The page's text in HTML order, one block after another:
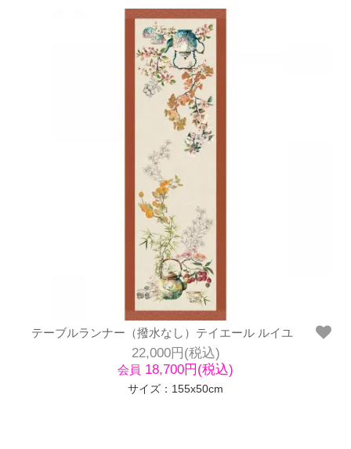
テーブルランナー（撥水なし）テイエール ルイユ
22,000円(税込)
会員 18,700円(税込)
サイズ：155x50cm